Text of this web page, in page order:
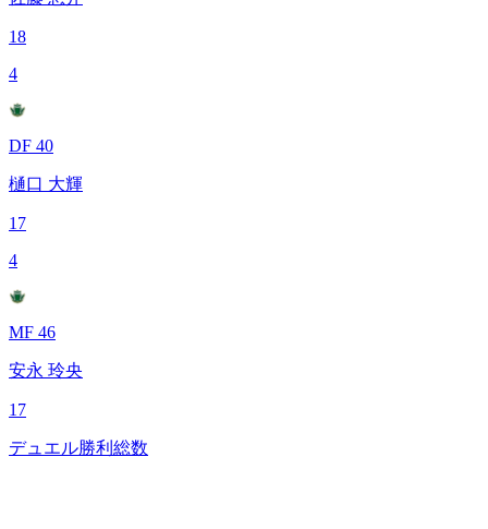
18
4
DF 40
樋口 大輝
17
4
MF 46
安永 玲央
17
デュエル勝利総数